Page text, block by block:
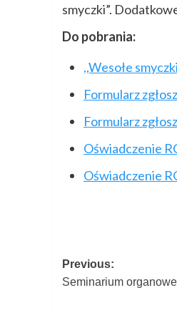
smyczki”.
Do pobrania:
,,Wesołe
Formularz
Formularz
Oświadczenie
Oświadczenie
Post
navigation
Previous:
Seminarium